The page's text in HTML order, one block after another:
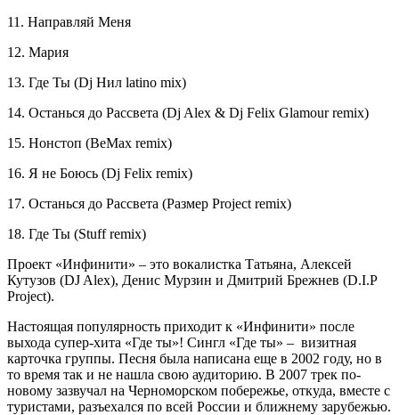
11. Направляй Меня
12. Мария
13. Где Ты (Dj Нил latino mix)
14. Останься до Рассвета (Dj Alex & Dj Felix Glamour remix)
15. Нонстоп (BeMax remix)
16. Я не Боюсь (Dj Felix remix)
17. Останься до Рассвета (Размер Project remix)
18. Где Ты (Stuff remix)
Проект «Инфинити» – это вокалистка Татьяна, Алексей
Кутузов (DJ Alex), Денис Мурзин и Дмитрий Брежнев (D.I.P
Project).
Настоящая популярность приходит к «Инфинити» после
выхода супер-хита «Где ты»! Сингл «Где ты» – визитная
карточка группы. Песня была написана еще в 2002 году, но в
то время так и не нашла свою аудиторию. В 2007 трек по-
новому зазвучал на Черноморском побережье, откуда, вместе с
туристами, разъехался по всей России и ближнему зарубежью.